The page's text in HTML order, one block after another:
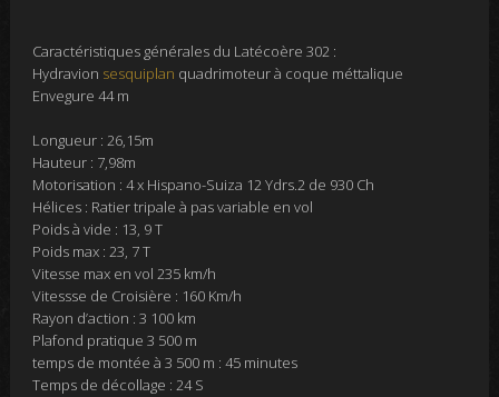
Caractéristiques générales du Latécoère 302 :
Hydravion sesquiplan quadrimoteur à coque méttalique
Envegure 44 m
Longueur : 26,15m
Hauteur : 7,98m
Motorisation : 4 x Hispano-Suiza 12 Ydrs.2 de 930 Ch
Hélices : Ratier tripale à pas variable en vol
Poids à vide : 13, 9 T
Poids max : 23, 7 T
Vitesse max en vol 235 km/h
Vitessse de Croisière : 160 Km/h
Rayon d’action : 3 100 km
Plafond pratique 3 500 m
temps de montée à 3 500 m : 45 minutes
Temps de décollage : 24 S